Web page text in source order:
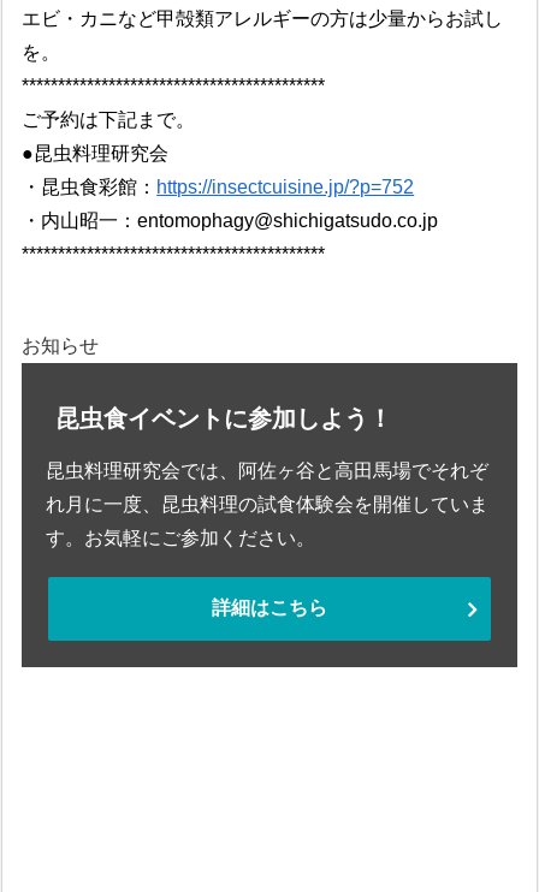
エビ・カニなど甲殻類アレルギーの方は少量からお試し
を。
******************************************
ご予約は下記まで。
●昆虫料理研究会
・昆虫食彩館： https://insectcuisine.jp/?p=752
・内山昭一：entomophagy@shichigatsudo.co.jp
******************************************
お知らせ
昆虫食イベントに参加しよう！
昆虫料理研究会では、阿佐ヶ谷と高田馬場でそれぞ
れ月に一度、昆虫料理の試食体験会を開催していま
す。お気軽にご参加ください。
詳細はこちら